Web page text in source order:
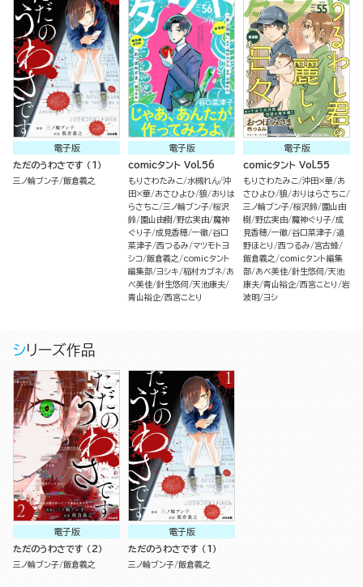
電子版
ただのうわさです （1）
三ノ輪ブン子 飯倉義之
電子版
comicタント Vol.56
もりさわたみこ 水槻れん 沖
田×華 あさひよひ 狼 おりは
らさちこ 三ノ輪ブン子 桜沢
鈴 園山由樹 野広実由 魔神
ぐり子 成見香穂 一徹 谷口
菜津子 西つるみ マツモトヨ
シコ 飯倉義之
comicタント
編集部 ヨシキ 稲村カブネ あ
べ美佳 針生悠伺 天池康夫
青山裕企 西宮ことり
電子版
comicタント Vol.55
もりさわたみこ 沖田×華 あ
さひよひ 狼 おりはらさちこ
三ノ輪ブン子 桜沢鈴 園山由
樹 野広実由 魔神ぐり子 成
見香穂 一徹 谷口菜津子 道
野ほとり
西つるみ
宮古蜂
飯倉義之
comicタント編集
部 あべ美佳 針生悠伺 天池
康夫 青山裕企 西宮ことり
岩
波明
ヨシ
シリーズ作品
電子版
ただのうわさです （2）
三ノ輪ブン子 飯倉義之
電子版
ただのうわさです （1）
三ノ輪ブン子 飯倉義之